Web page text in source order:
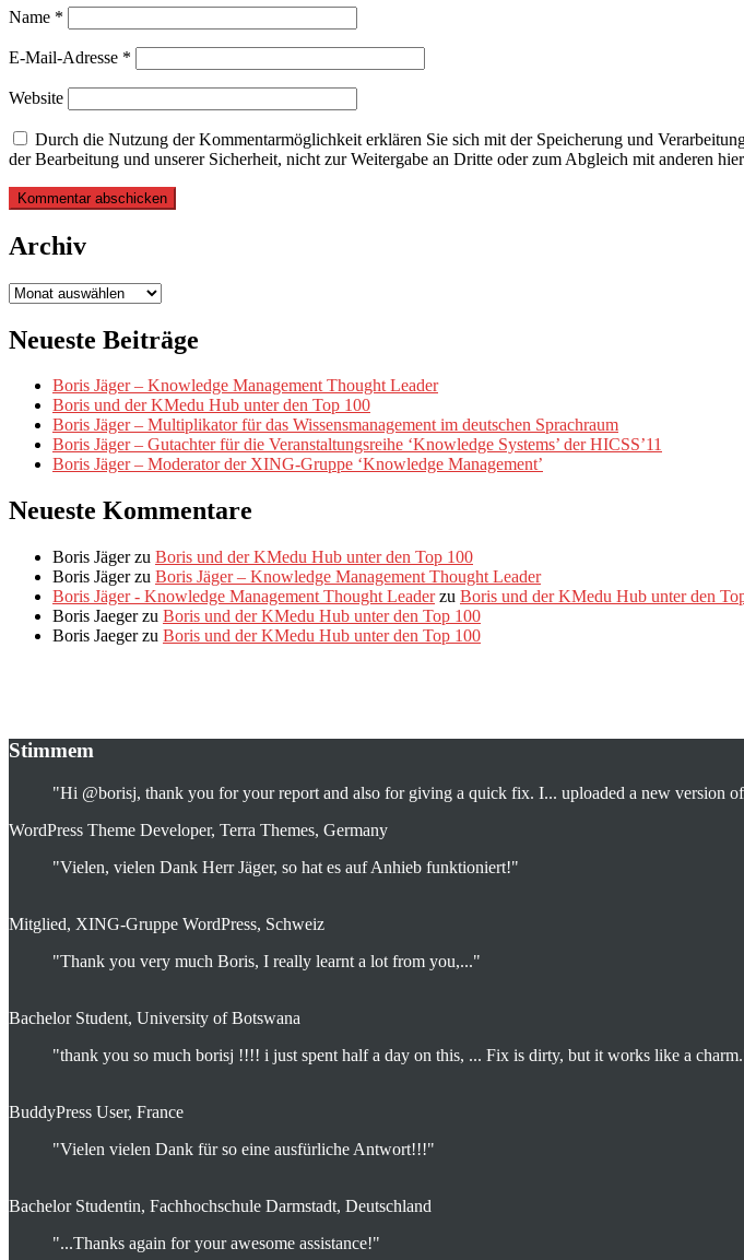
Name *
E-Mail-Adresse *
Website
Durch die Nutzung der Kommentarmöglichkeit erklären Sie sich mit der Speicherung und
der Bearbeitung und unserer Sicherheit, nicht zur Weitergabe an Dritte oder zum Abgleich mit anderen
Archiv
Archiv
Neueste Beiträge
Boris Jäger – Knowledge Management Thought Leader
Boris und der KMedu Hub unter den Top 100
Boris Jäger – Multiplikator für das Wissensmanagement im deutschen Sprachraum
Boris Jäger – Gutachter für die Veranstaltungsreihe ‘Knowledge Systems’ der HICSS’11
Boris Jäger – Moderator der XING-Gruppe ‘Knowledge Management’
Neueste Kommentare
Boris Jägerzu Boris und der KMedu Hub unter den Top 100
Boris Jägerzu Boris Jäger – Knowledge Management Thought Leader
Boris Jäger - Knowledge Management Thought Leaderzu Boris und der KMedu Hub unter den
Boris Jaegerzu Boris und der KMedu Hub unter den Top 100
Boris Jaegerzu Boris und der KMedu Hub unter den Top 100
Stimmem
"Hi @borisj, thank you for your report and also for giving a quick fix. I... uploaded a new version
WordPress Theme Developer, Terra Themes, Germany
"Vielen, vielen Dank Herr Jäger, so hat es auf Anhieb funktioniert!"
Mitglied, XING-Gruppe WordPress, Schweiz
"Thank you very much Boris, I really learnt a lot from you,..."
Bachelor Student, University of Botswana
"thank you so much borisj !!!! i just spent half a day on this, ... Fix is dirty, but it works like a
BuddyPress User, France
"Vielen vielen Dank für so eine ausfürliche Antwort!!!"
Bachelor Studentin, Fachhochschule Darmstadt, Deutschland
"...Thanks again for your awesome assistance!"